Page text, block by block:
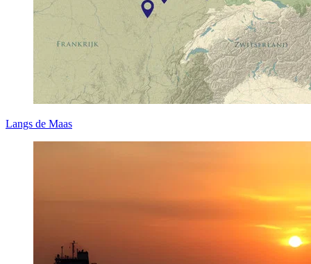
Langs de Maas